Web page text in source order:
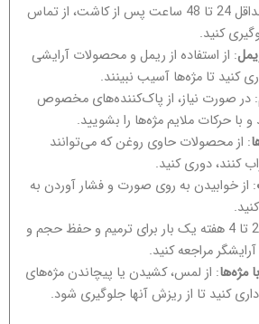
: حداقل 24 تا 48 ساعت پس از کاشت، از تماس
کنید.
: از استفاده از ریمل و محصولات آرایشی
کنید تا مژه‌ها آسیب نبینند.
: در صورت نیاز، از پاک‌کننده‌های مخصوص
و با حرکات ملایم مژه‌ها را بشویید.
: از محصولات حاوی روغن که می‌توانند
کنند، دوری کنید.
: از خوابیدن به روی صورت و فشار آوردن به
: هر 2 تا 4 هفته یک بار برای ترمیم و حفظ حجم و
مراجعه کنید.
مژه‌ها: از لمس، کشیدن یا پیچاندن مژه‌های
کنید تا از ریزش آنها جلوگیری شود.